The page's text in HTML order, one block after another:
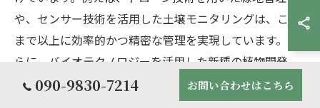
や、センサー技術を活用した土壌モニタリングは、これ
まで以上に効率的かつ精密な管理を実現しています。さ
らに、バイオテクノロジーを活用した新種の植物開発
は、都市環境に適した植物の選定を容易にし、持続可能
な緑化を促進しています。これらの技術革新は、単に美
090-9830-7214 お問い合わせはこちら